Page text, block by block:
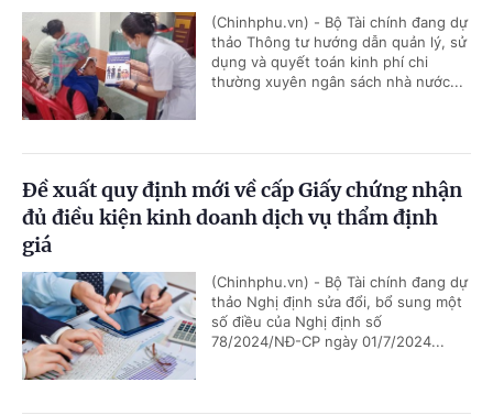
(Chinhphu.vn) - Bộ Tài chính đang dự
thảo Thông tư hướng dẫn quản lý, sử
dụng và quyết toán kinh phí chi
thường xuyên ngân sách nhà nước...
Đề xuất quy định mới về cấp Giấy chứng nhận
đủ điều kiện kinh doanh dịch vụ thẩm định
giá
(Chinhphu.vn) - Bộ Tài chính đang dự
thảo Nghị định sửa đổi, bổ sung một
số điều của Nghị định số
78/2024/NĐ-CP ngày 01/7/2024...